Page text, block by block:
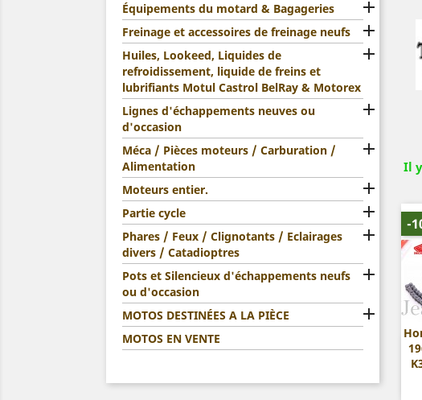
Équipements du motard & Bagageries 
Freinage et accessoires de freinage neufs 
Huiles, Lookeed, Liquides de
refroidissement, liquide de freins et
lubrifiants Motul Castrol BelRay & Motorex

Lignes d'échappements neuves ou
d'occasion

Méca / Pièces moteurs / Carburation /
Alimentation

Moteurs entier. 
Partie cycle 
Phares / Feux / Clignotants / Eclairages
divers / Catadioptres

Pots et Silencieux d'échappements neufs
ou d'occasion

MOTOS DESTINÉES A LA PIÈCE 
MOTOS EN VENTE
Il
-